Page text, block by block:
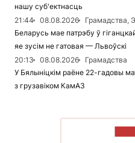
нашу суб'ектнасць
21:44
08.08.2026
Грамадства,
Беларусь мае патрэбу ў
яе зусім не гатовая — Львоўскі
20:13
08.08.2026
Грамадства
У Бялыніцкім раёне 22-гадовы
з грузавіком КамАЗ